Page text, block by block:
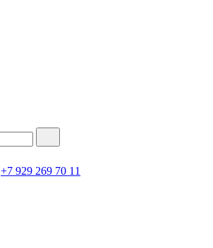
+7 929 269 70 11